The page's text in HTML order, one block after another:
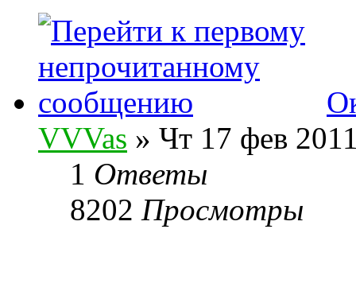
VVVas » Чт 17 фев
1 Ответы
8202 Просмотры